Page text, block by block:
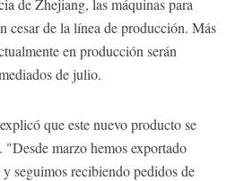
de Zhejiang, las máquinas para
cesar de la línea de producción. Más
en producción serán
de julio.
que este nuevo producto se
marzo hemos exportado
seguimos recibiendo pedidos de